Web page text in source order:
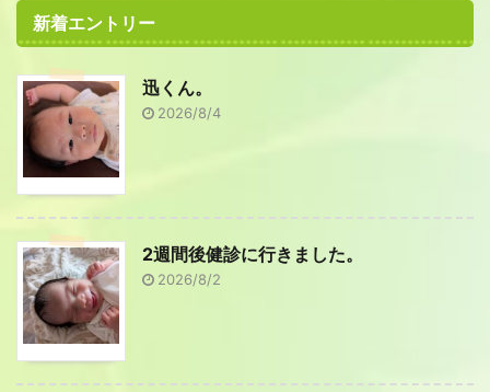
新着エントリー
迅くん。
2026/8/4
2週間後健診に行きました。
2026/8/2